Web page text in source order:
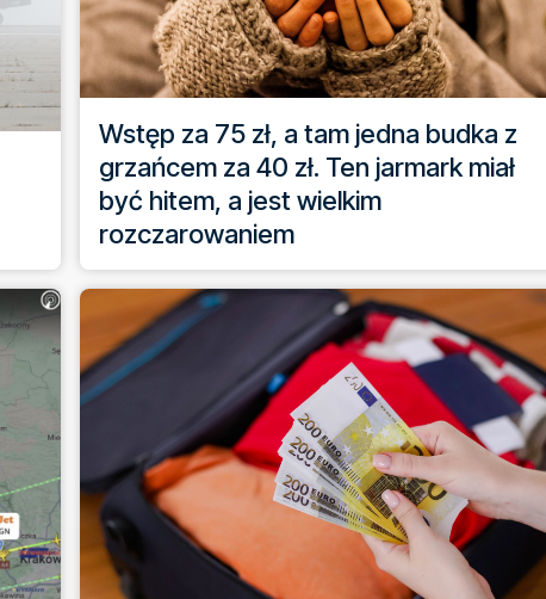
Wstęp za 75 zł, a tam jedna budka z
grzańcem za 40 zł. Ten jarmark miał
być hitem, a jest wielkim
rozczarowaniem